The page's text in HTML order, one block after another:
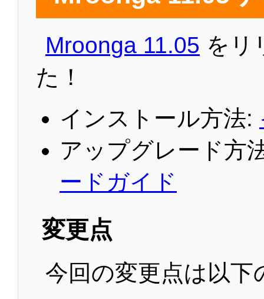
Mroonga 11.05 をリ
た！
インストール方法:
アップグレード方
ードガイド
変更点
今回の変更点は以下